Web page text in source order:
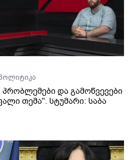
და გამოწვევები
თემა". სტუმარი: საბა